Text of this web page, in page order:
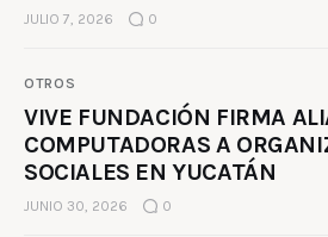
JULIO 7, 2026 0
OTROS
VIVE FUNDACIÓN FIRMA
COMPUTADORAS A
SOCIALES EN YUCATÁN
JUNIO 30, 2026 0